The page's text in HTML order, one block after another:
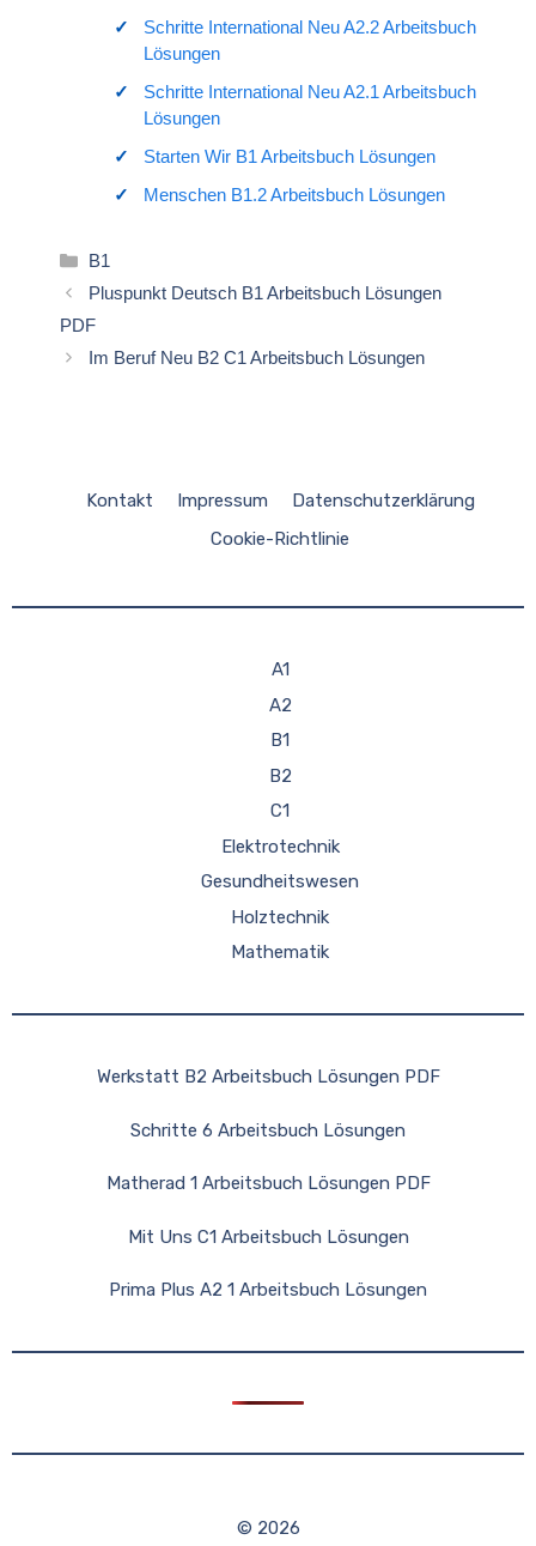
Schritte International Neu A2.2 Arbeitsbuch
Lösungen
Schritte International Neu A2.1 Arbeitsbuch
Lösungen
Starten Wir B1 Arbeitsbuch Lösungen
Menschen B1.2 Arbeitsbuch Lösungen
Kategorien
B1
Pluspunkt Deutsch B1 Arbeitsbuch Lösungen
PDF
Im Beruf Neu B2 C1 Arbeitsbuch Lösungen
Kontakt Impressum
Datenschutzerklärung
Cookie-Richtlinie
A1
A2
B1
B2
C1
Elektrotechnik
Gesundheitswesen
Holztechnik
Mathematik
Werkstatt B2 Arbeitsbuch Lösungen PDF
Schritte 6 Arbeitsbuch Lösungen
Matherad 1 Arbeitsbuch Lösungen PDF
Mit Uns C1 Arbeitsbuch Lösungen
Prima Plus A2 1 Arbeitsbuch Lösungen
© 2026